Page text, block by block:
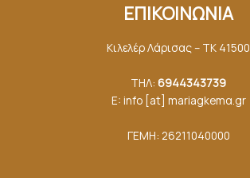
ΕΠΙΚΟΙΝΩΝΙΑ
Κιλελέρ Λάρισας – ΤΚ 41500
ΤΗΛ: 6944343739
E: info [at] mariagkemα.gr
ΓΕΜΗ: 26211040000